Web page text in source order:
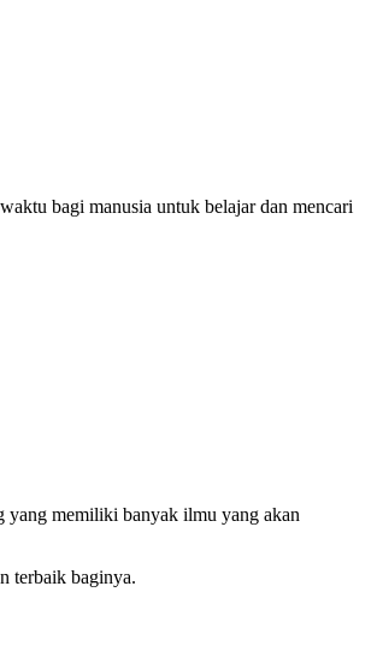
bagi manusia untuk belajar dan mencari
yang memiliki banyak ilmu yang akan
terbaik baginya.